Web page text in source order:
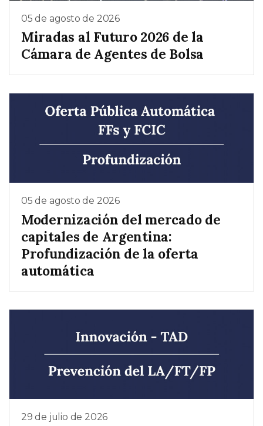
05 de agosto de 2026
Miradas al Futuro 2026 de la
Cámara de Agentes de Bolsa
05 de agosto de 2026
Modernización del mercado de
capitales de Argentina:
Profundización de la oferta
automática
29 de julio de 2026